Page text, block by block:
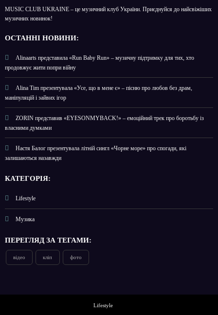
MUSIC CLUB UKRAINE – це музичний клуб України. Приєднуйся до найсвіжіших
музичних новинок!
ОСТАННІ НОВИНИ:
Alinaarts представила «Run Baby Run» – музичну підтримку для тих, хто
продовжує жити попри війну
Alina Tim презентувала «Усе, що в мене є» – пісню про любов без драм,
маніпуляцій і зайвих ігор
ZORIN представив «EYESONMYBACK!» – емоційний трек про боротьбу із
власними думками
Настя Балог презентувала літній сингл «Чорне море» про спогади, які
залишаються назавжди
КАТЕГОРІЯ:
Lifestyle
Музика
ПЕРЕГЛЯД ЗА ТЕГАМИ:
відео кліп фото
Lifestyle